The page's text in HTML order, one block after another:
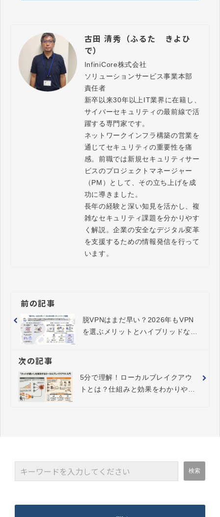
古田 清秀（ふるた きよひ
で）
InfiniCore株式会社
ソリューションサービス事業本部
責任者
新卒以来30年以上IT業界に在籍し、
サイバーセキュリティの最前線で活
躍する専門家です。
ネットワークインフラ構築の営業を
通じてセキュリティの重要性を痛
感。前職では新規セキュリティサー
ビスのプロジェクトマネージャー
（PM）として、その立ち上げを成
功に導きました。
長年の経験と深い知見を活かし、複
雑なセキュリティ課題を分かりやす
く解説。企業の安全なデジタル変革
を支援するための情報発信を行って
います。
前の記事
脱VPNはまだ早い？2026年もVPN
を選ぶメリットとハイブリッドな生
次の記事
5分で理解！ローカルブレイクアウ
トとは？仕組みと効果をわかりやす